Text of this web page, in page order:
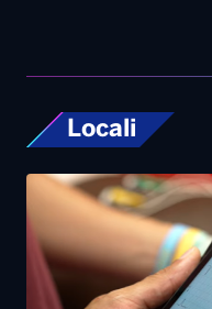
Locali